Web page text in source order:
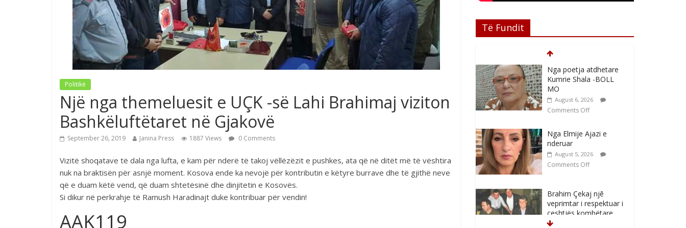
Politikë
Një nga themeluesit e UÇK -së Lahi Brahimaj viziton
Bashkëluftëtaret në Gjakovë
September 26, 2019 Janina Press 1887 Views 0 Comments
Vizitë shoqatave të dala nga lufta, e kam për nderë të takoj vëllëzëzit e pushkes, ata që në ditët më të vështira
nuk na braktisën për asnjë moment. Kosova ende ka nevojë për kontributin e këtyre burrave dhe të gjithë neve
që e duam këtë vend, që duam shtetësinë dhe dinjitetin e Kosovës.
Si dikur në perkrahje të Ramush Haradinajt duke kontribuar për vendin!
AAK119
Të Fundit
Nga poetja atdhetare
Kumrie Shala -BOLL
MO
August 6, 2026
Comments Off
Nga Elmije Ajazi e
nderuar
August 5, 2026
Comments Off
Brahim Çekaj njē
veprimtar i respektuar i
çeshtjës kombëtare